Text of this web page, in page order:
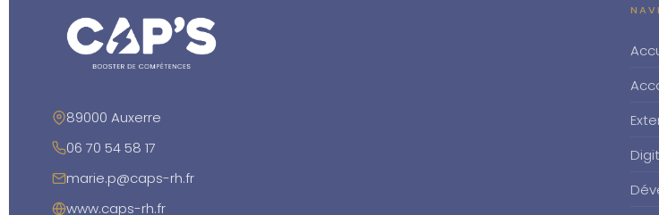
89000 Auxerre
06 70 54 58 17
marie.p@caps-rh.fr
www.caps-rh.fr